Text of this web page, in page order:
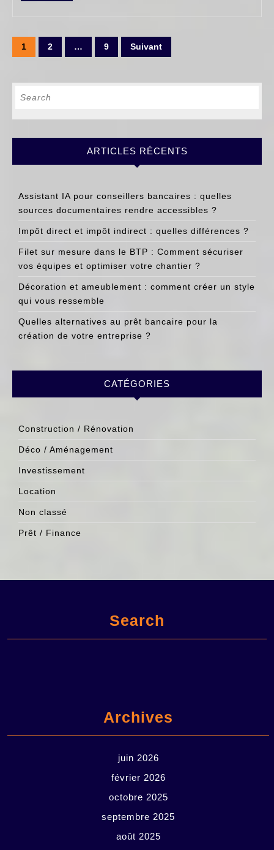
FULL
Pagination
des
publications
1 2 … 9 Suivant
ARTICLES RÉCENTS
Assistant IA pour conseillers bancaires : quelles
sources documentaires rendre accessibles ?
Impôt direct et impôt indirect : quelles différences ?
Filet sur mesure dans le BTP : Comment sécuriser
vos équipes et optimiser votre chantier ?
Décoration et ameublement : comment créer un style
qui vous ressemble
Quelles alternatives au prêt bancaire pour la
création de votre entreprise ?
CATÉGORIES
Construction / Rénovation
Déco / Aménagement
Investissement
Location
Non classé
Prêt / Finance
Search
Archives
juin 2026
février 2026
octobre 2025
septembre 2025
août 2025